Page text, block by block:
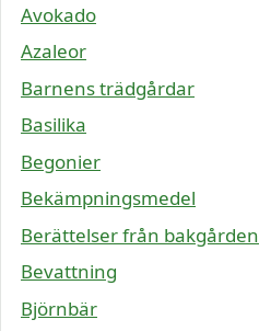
Avokado
Azaleor
Barnens trädgårdar
Basilika
Begonier
Bekämpningsmedel
Berättelser från bakgården
Bevattning
Björnbär